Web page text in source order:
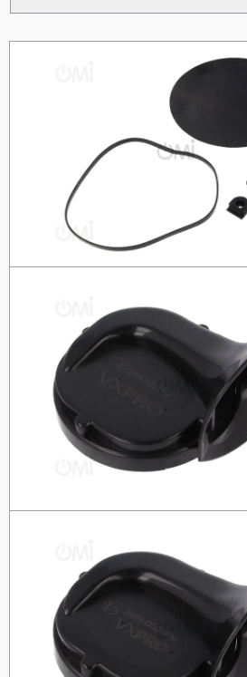
106DB (D=1 M) (3)
108DB (D=1 M) (1)
110DB (3)
113DB (1)
116DB (1)
116DB (D=1 M) (1)
123DB (1)
127DB (1)
85DB (3)
90DB (4)
90DB (D=1 M) (2)
VALIGE KÕIK
BATTERY R14 1,5V X10 (1)
BATTERY R14 1,5V X8 (5)
Number of chambers
VALIGE KÕIK
8 (1)
Manufacturer series